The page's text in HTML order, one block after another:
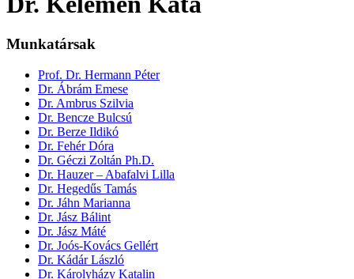
Munkatársak
Prof. Dr. Hermann Péter
Dr. Ábrám Emese
Dr. Ambrus Szilvia
Dr. Bencze Bulcsú
Dr. Berze Ildikó
Dr. Fehér Dóra
Dr. Géczi Zoltán Ph.D.
Dr. Hauzer – Abafalvi Lilla
Dr. Hegedűs Tamás
Dr. Jáhn Marianna
Dr. Jász Bálint
Dr. Jász Máté
Dr. Joós-Kovács Gellért
Dr. Kádár László
Dr. Károlyházy Katalin